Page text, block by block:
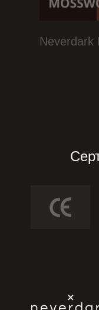
Neverdark